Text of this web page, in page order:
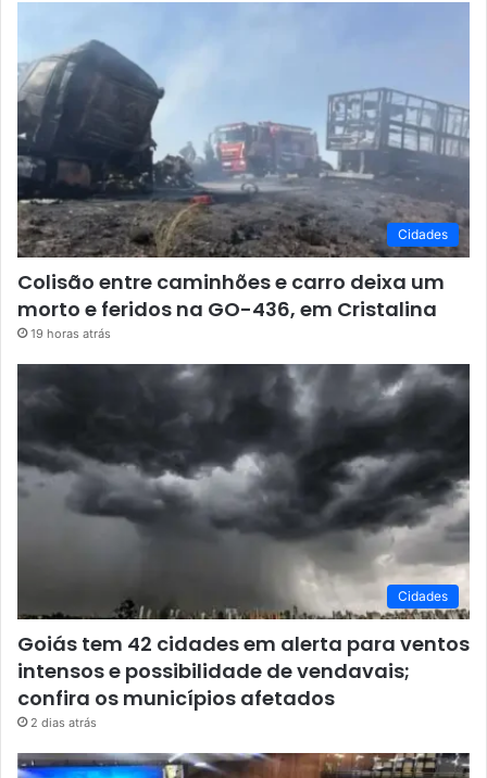
Cidades
Colisão entre caminhões e carro deixa um
morto e feridos na GO-436, em Cristalina
19 horas atrás
Cidades
Goiás tem 42 cidades em alerta para ventos
intensos e possibilidade de vendavais;
confira os municípios afetados
2 dias atrás